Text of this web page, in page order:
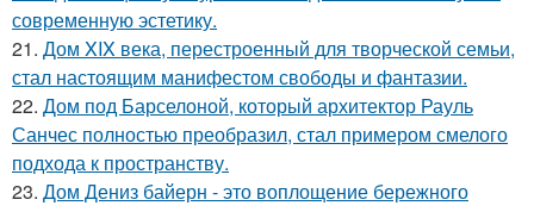
современную эстетику.
21. Дом XIX века, перестроенный для творческой семьи,
стал настоящим манифестом свободы и фантазии.
22. Дом под Барселоной, который архитектор Рауль
Санчес полностью преобразил, стал примером смелого
подхода к пространству.
23. Дом Дениз байерн - это воплощение бережного